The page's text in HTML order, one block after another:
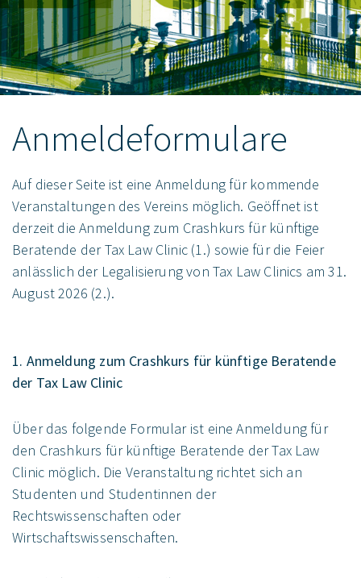
Anmeldeformulare
Auf dieser Seite ist eine Anmeldung für kommende
Veranstaltungen des Vereins möglich. Geöffnet ist
derzeit die Anmeldung zum Crashkurs für künftige
Beratende der Tax Law Clinic (1.) sowie für die Feier
anlässlich der Legalisierung von Tax Law Clinics am 31.
August 2026 (2.).
1. Anmeldung zum Crashkurs für künftige Beratende
der Tax Law Clinic
Über das folgende Formular ist eine Anmeldung für
den Crashkurs für künftige Beratende der Tax Law
Clinic möglich. Die Veranstaltung richtet sich an
Studenten und Studentinnen der
Rechtswissenschaften oder
Wirtschaftswissenschaften.